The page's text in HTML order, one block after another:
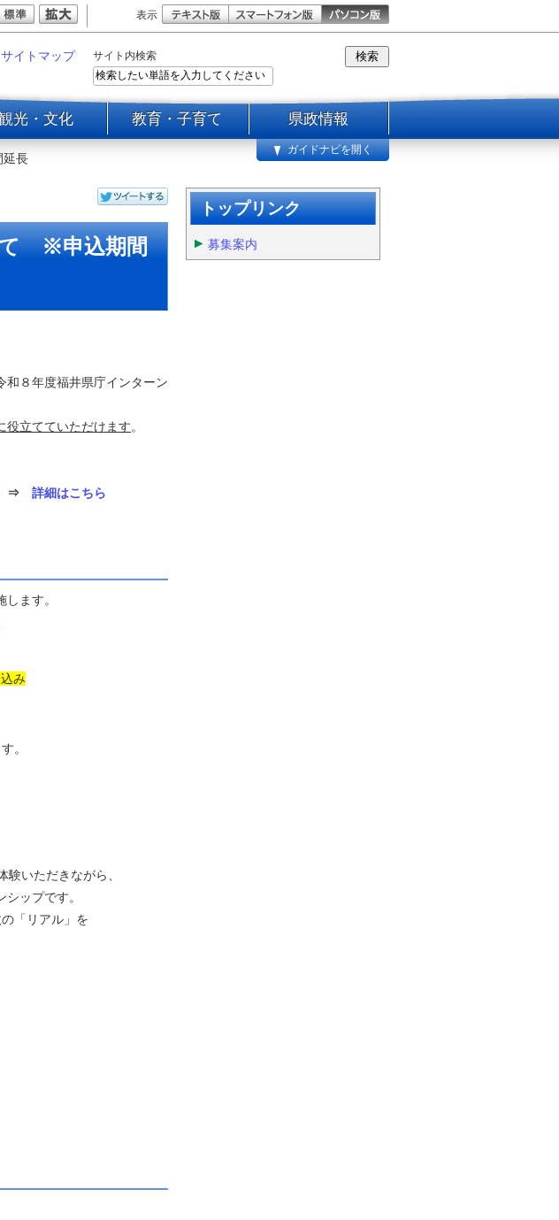
表示
サイトマップ サイト内検索
光・文化 教育・子育て 県政情報
長
ガイドナビを開く
て ※申込期間
８年度福井県庁インターン
役立てていただけます。
⇒ 詳細はこちら
ます。
み
。
いただきながら、
ップです。
「リアル」を
トップリンク
募集案内